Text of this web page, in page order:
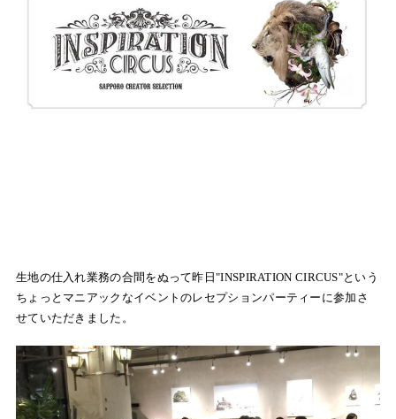
生地の仕入れ業務の合間をぬって昨日"INSPIRATION CIRCUS"という
ちょっとマニアックなイベントのレセプションパーティーに参加さ
せていただきました。